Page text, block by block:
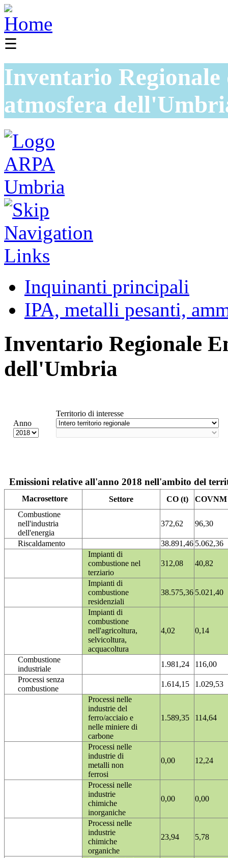
☰
Inventario
atmosfera
Inquinanti principali
IPA, metalli pesanti,
Inventario Regionale
dell'Umbria
Anno
Territorio di interesse
Emissioni relative all'anno 2018 nell'ambito del
Macrosettore Settore CO (t)
COVNM
Combustione
nell'industria
dell'energia
372,62 96,30
Riscaldamento 38.891,46 5.062,36
Impianti di
combustione nel
terziario
312,08 40,82
Impianti di
combustione
residenziali
38.575,36 5.021,40
Impianti di
combustione
nell'agricoltura,
selvicoltura,
acquacoltura
4,02 0,14
Combustione
industriale
1.981,24
116,00
Processi senza
combustione
1.614,15
1.029,53
Processi nelle
industrie del
ferro/acciaio e
nelle miniere di
carbone
1.589,35 114,64
Processi nelle
industrie di
metalli non
ferrosi
0,00 12,24
Processi nelle
industrie
chimiche
inorganiche
0,00 0,00
Processi nelle
industrie
chimiche
organiche
23,94 5,78